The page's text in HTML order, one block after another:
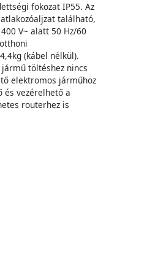
fokozat IP55. Az
található,
V~ alatt 50 Hz/60
(kábel nélkül).
töltéshez nincs
elektromos járműhöz
vezérelhető a
routerhez is